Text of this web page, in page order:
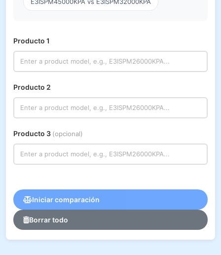
Producto 1
Producto 2
Producto 3 (opcional)
Iniciar comparación
Borrar todo